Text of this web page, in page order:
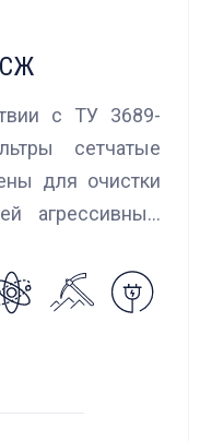
с ТУ 3689-
сетчатые
для очистки
агрессивных,